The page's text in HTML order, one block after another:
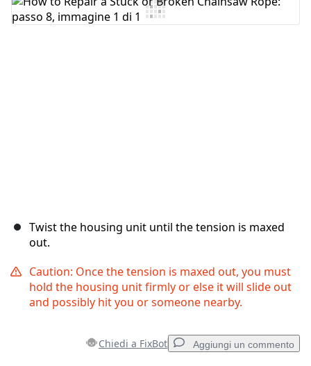
Aggiungi Commento
Twist the housing unit until the tension is maxed
out.
Caution: Once the tension is maxed out, you must
hold the housing unit firmly or else it will slide out
and possibly hit you or someone nearby.
Chiedi a FixBot Aggiungi un commento